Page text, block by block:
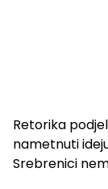
Retorika
nametnuti
Srebrenici